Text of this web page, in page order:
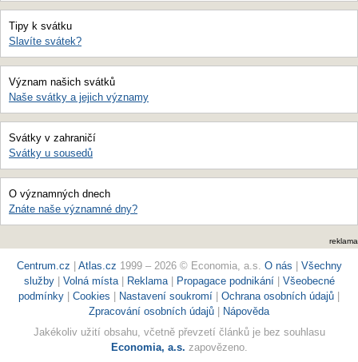
Tipy k svátku
Slavíte svátek?
Význam našich svátků
Naše svátky a jejich významy
Svátky v zahraničí
Svátky u sousedů
O významných dnech
Znáte naše významné dny?
reklama
Centrum.cz Atlas.cz 1999 – 2026 © Economia, a.s. O nás
Všechny
služby
Volná místa| Reklama Propagace podnikání| Všeobecné
podmínky
Cookies Nastavení soukromí Ochrana osobních údajů
Zpracování osobních údajů
Nápověda
Jakékoliv užití obsahu, včetně převzetí článků je bez souhlasu
Economia, a.s. zapovězeno.